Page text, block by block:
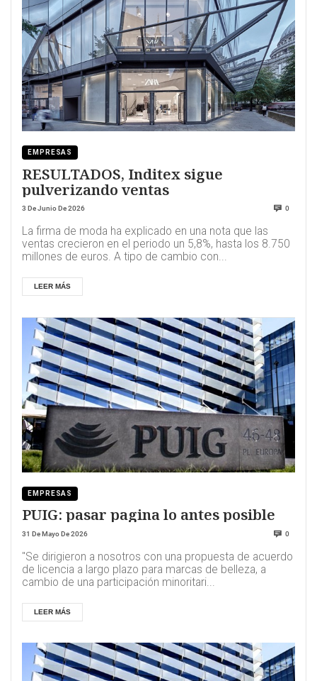
EMPRESAS
RESULTADOS, Inditex sigue
pulverizando ventas
3 De Junio De 2026 0
La firma de moda ha explicado en una nota que las
ventas crecieron en el periodo un 5,8%, hasta los 8.750
millones de euros. A tipo de cambio con...
LEER MÁS
EMPRESAS
PUIG: pasar pagina lo antes posible
31 De Mayo De 2026 0
"Se dirigieron a nosotros con una propuesta de acuerdo
de licencia a largo plazo para marcas de belleza, a
cambio de una participación minoritari...
LEER MÁS